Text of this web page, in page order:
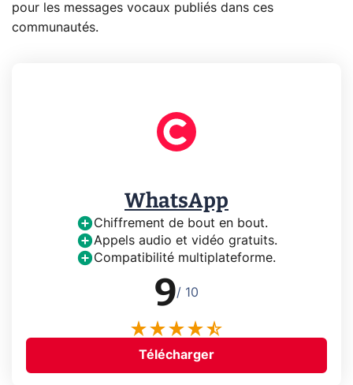
pour les messages vocaux publiés dans ces
communautés.
WhatsApp
Chiffrement de bout en bout.
Appels audio et vidéo gratuits.
Compatibilité multiplateforme.
9/ 10
Télécharger